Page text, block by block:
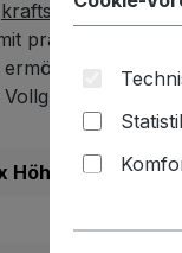
kraftsparende
praktischen
(mm):